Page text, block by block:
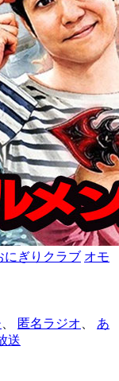
にぎりクラブ オモ
匿名ラジオ
あ
送